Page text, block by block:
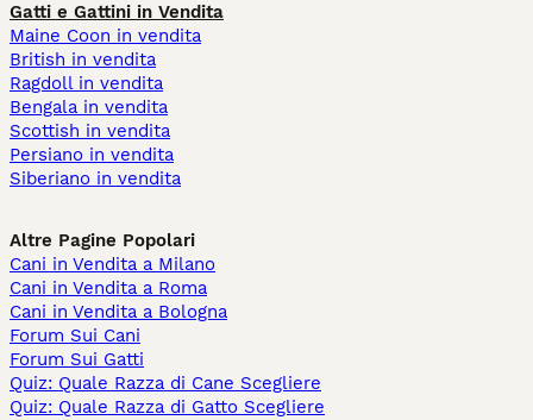
Gatti e Gattini in Vendita
Maine Coon in vendita
British in vendita
Ragdoll in vendita
Bengala in vendita
Scottish in vendita
Persiano in vendita
Siberiano in vendita
Altre Pagine Popolari
Cani in Vendita a Milano
Cani in Vendita a Roma
Cani in Vendita a Bologna
Forum Sui Cani
Forum Sui Gatti
Quiz: Quale Razza di Cane Scegliere
Quiz: Quale Razza di Gatto Scegliere